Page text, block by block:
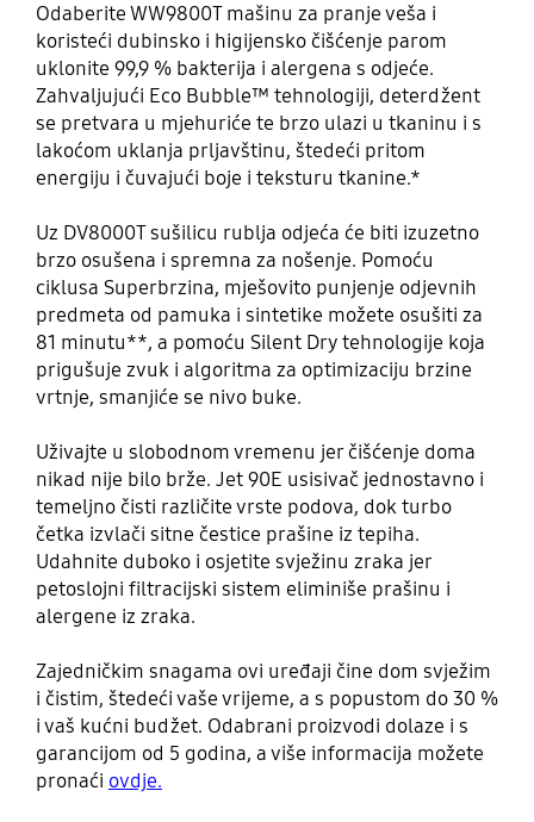
Odaberite WW9800T mašinu za pranje veša i
koristeći dubinsko i higijensko čišćenje parom
uklonite 99,9 % bakterija i alergena s odjeće.
Zahvaljujući Eco Bubble™ tehnologiji, deterdžent
se pretvara u mjehuriće te brzo ulazi u tkaninu i s
lakoćom uklanja prljavštinu, štedeći pritom
energiju i čuvajući boje i teksturu tkanine.*
Uz DV8000T sušilicu rublja odjeća će biti izuzetno
brzo osušena i spremna za nošenje. Pomoću
ciklusa Superbrzina, mješovito punjenje odjevnih
predmeta od pamuka i sintetike možete osušiti za
81 minutu**, a pomoću Silent Dry tehnologije koja
prigušuje zvuk i algoritma za optimizaciju brzine
vrtnje, smanjiće se nivo buke.
Uživajte u slobodnom vremenu jer čišćenje doma
nikad nije bilo brže. Jet 90E usisivač jednostavno i
temeljno čisti različite vrste podova, dok turbo
četka izvlači sitne čestice prašine iz tepiha.
Udahnite duboko i osjetite svježinu zraka jer
petoslojni filtracijski sistem eliminiše prašinu i
alergene iz zraka.
Zajedničkim snagama ovi uređaji čine dom svježim
i čistim, štedeći vaše vrijeme, a s popustom do 30 %
i vaš kućni budžet. Odabrani proizvodi dolaze i s
garancijom od 5 godina, a više informacija možete
pronaći ovdje.